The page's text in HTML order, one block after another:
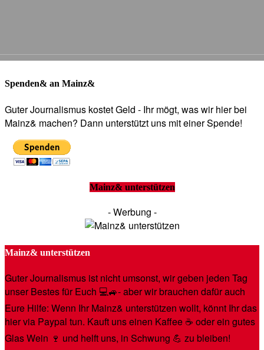
Spenden& an Mainz&
Guter Journalismus kostet Geld - Ihr mögt, was wir hier bei
Mainz& machen? Dann unterstützt uns mit einer Spende!
Mainz& unterstützen
- Werbung -
Mainz& unterstützen
Guter Journalismus ist nicht umsonst, wir geben jeden Tag
unser Bestes für Euch 💻🚙- aber wir brauchen dafür auch
Eure Hilfe: Wenn Ihr Mainz& unterstützen wollt, könnt Ihr das
hier via Paypal tun. Kauft uns einen Kaffee ☕️ oder ein gutes
Glas Wein 🍷 und helft uns, in Schwung 💪 zu bleiben!